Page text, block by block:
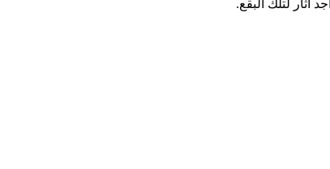
آثار لتلك البقع.